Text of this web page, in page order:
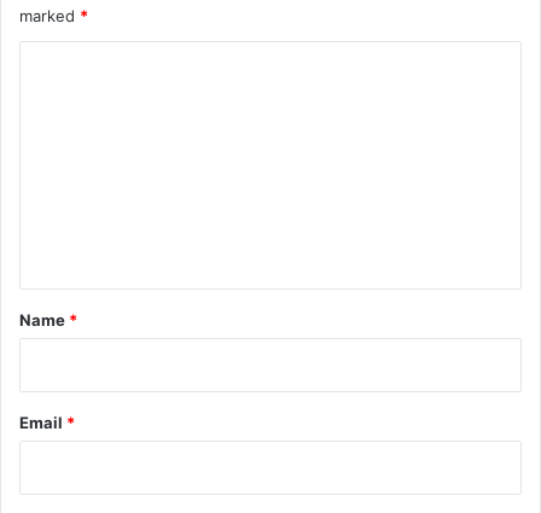
marked *
*
Name *
Email *